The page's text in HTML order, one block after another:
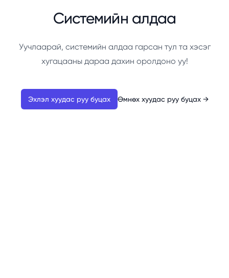
Системийн алдаа
Уучлаарай, системийн алдаа гарсан тул та хэсэг
хугацааны дараа дахин оролдоно уу!
Эхлэл хуудас руу буцах Өмнөх хуудас руу буцах →